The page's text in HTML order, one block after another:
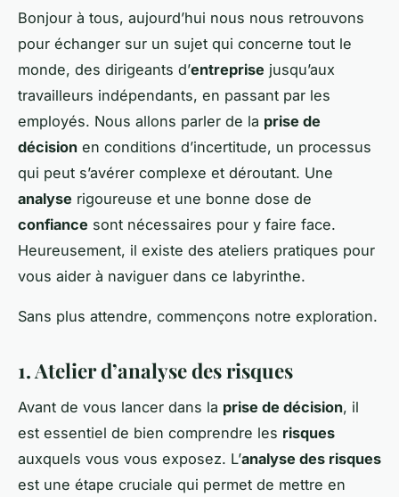
Bonjour à tous, aujourd’hui nous nous retrouvons
pour échanger sur un sujet qui concerne tout le
monde, des dirigeants d’entreprise jusqu’aux
travailleurs indépendants, en passant par les
employés. Nous allons parler de la prise de
décision en conditions d’incertitude, un processus
qui peut s’avérer complexe et déroutant. Une
analyse rigoureuse et une bonne dose de
confiance sont nécessaires pour y faire face.
Heureusement, il existe des ateliers pratiques pour
vous aider à naviguer dans ce labyrinthe.
Sans plus attendre, commençons notre exploration.
1. Atelier d’analyse des risques
Avant de vous lancer dans la prise de décision, il
est essentiel de bien comprendre les risques
auxquels vous vous exposez. L’analyse des risques
est une étape cruciale qui permet de mettre en